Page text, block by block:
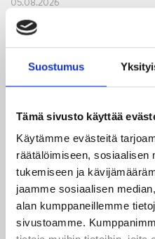
Suostumus
Tämä sivusto käyttää
Käytämme evästeitä
räätälöimiseen, sosiaalisen
tukemiseen ja
jaamme sosiaalisen
alan kumppaneillemme
sivustoamme.
JYPin kapteenisto Liiga-
Joukkueen
mittari luvassa jo heti
29.07.2026
JYPin harjoitusottelut
julkaistu!
27.07.2026
Ruotsalaishyökkääjä Arvid